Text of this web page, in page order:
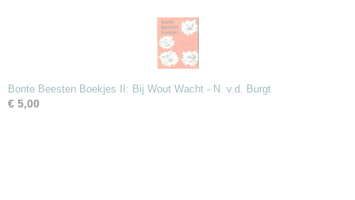
Bonte Beesten Boekjes II: Bij Wout Wacht - N. v.d. Burgt
€ 5,00